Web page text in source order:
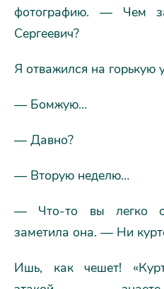
фотографию. — Чем
Сергеевич?
Я отважился на горькую
— Бомжую…
— Давно?
— Вторую неделю…
— Что-то вы легко
заметила она. — Ни
Ишь, как чешет!